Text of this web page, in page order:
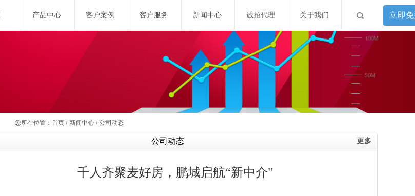
产品中心 客户案例 客户服务 新闻中心 诚招代理 关于我们 立即
您所在位置： 首页 › 新闻中心 › 公司动态
更多
公司动态
千人齐聚麦好房，鹏城启航“新中介"